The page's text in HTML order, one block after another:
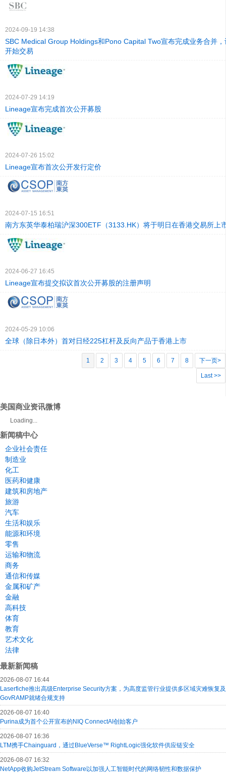
2024-09-19 14:38
SBC Medical Group Holdings和Pono Capital Two宣布完成业务合并
开始交易
2024-07-29 14:19
Lineage宣布完成首次公开募股
2024-07-26 15:02
Lineage宣布首次公开发行定价
2024-07-15 16:51
南方东英华泰柏瑞沪深300ETF（3133.HK）将于明日在香港交易所上
2024-06-27 16:45
Lineage宣布提交拟议首次公开募股的注册声明
2024-05-29 10:06
全球（除日本外）首对日经225杠杆及反向产品于香港上市
1 2 3 4 5 6 7 8 下一页>
Last >>
美国商业资讯微博
Loading...
新闻稿中心
企业社会责任
制造业
化工
医药和健康
建筑和房地产
旅游
汽车
生活和娱乐
能源和环境
零售
运输和物流
商务
通信和传媒
金属和矿产
金融
高科技
体育
教育
艺术文化
法律
最新新闻稿
2026-08-07 16:44
Laserfiche推出高级Enterprise Security方案，为高度监管行业提供多区域灾难恢复及
GovRAMP就绪合规支持
2026-08-07 16:40
Purina成为首个公开宣布的NIQ ConnectAI创始客户
2026-08-07 16:36
LTM携手Chainguard，通过BlueVerse™ RightLogic强化软件供应链安全
2026-08-07 16:32
NetApp收购JetStream Software以加强人工智能时代的网络韧性和数据保护